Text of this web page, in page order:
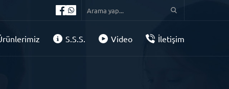
S.S.S. Video İletişim